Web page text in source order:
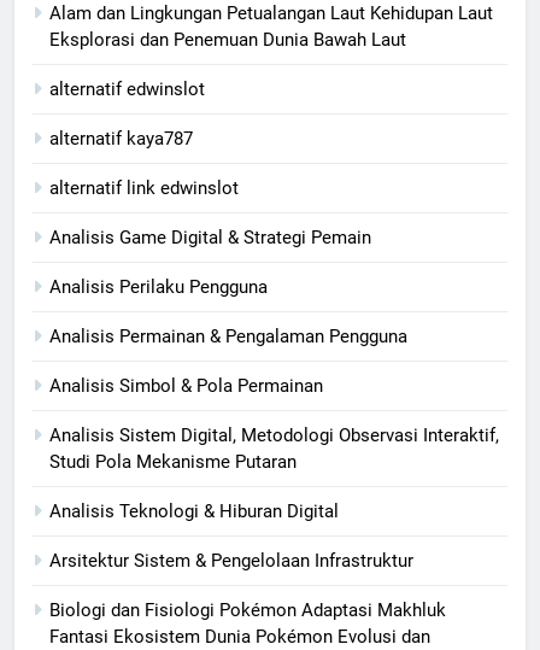
Alam dan Lingkungan Petualangan Laut Kehidupan Laut
Eksplorasi dan Penemuan Dunia Bawah Laut
alternatif edwinslot
alternatif kaya787
alternatif link edwinslot
Analisis Game Digital & Strategi Pemain
Analisis Perilaku Pengguna
Analisis Permainan & Pengalaman Pengguna
Analisis Simbol & Pola Permainan
Analisis Sistem Digital, Metodologi Observasi Interaktif,
Studi Pola Mekanisme Putaran
Analisis Teknologi & Hiburan Digital
Arsitektur Sistem & Pengelolaan Infrastruktur
Biologi dan Fisiologi Pokémon Adaptasi Makhluk
Fantasi Ekosistem Dunia Pokémon Evolusi dan